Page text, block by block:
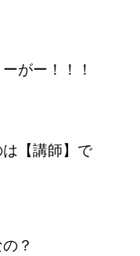
がー！！！
【講師】で
？